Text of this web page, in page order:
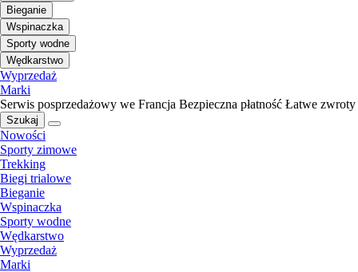
Bieganie
Wspinaczka
Sporty wodne
Wędkarstwo
Wyprzedaż
Marki
Serwis posprzedażowy we Francja Bezpieczna płatność Łatwe zwroty
Szukaj
Nowości
Sporty zimowe
Trekking
Biegi trialowe
Bieganie
Wspinaczka
Sporty wodne
Wędkarstwo
Wyprzedaż
Marki